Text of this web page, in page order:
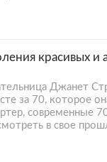
красивых
Джанет
за 70, которое
современные
в свое